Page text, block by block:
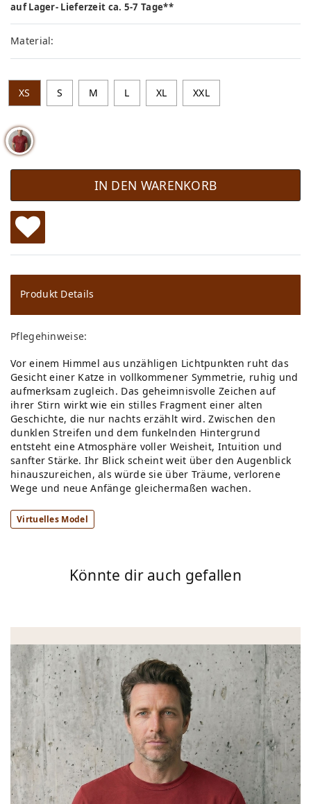
auf Lager- Lieferzeit ca. 5-7 Tage**
Material:
XS S M L XL XXL
IN DEN WARENKORB
W
u
ns
ch
lis
te
Produkt Details
Pflegehinweise:
Vor einem Himmel aus unzähligen Lichtpunkten ruht das
Gesicht einer Katze in vollkommener Symmetrie, ruhig und
aufmerksam zugleich. Das geheimnisvolle Zeichen auf
ihrer Stirn wirkt wie ein stilles Fragment einer alten
Geschichte, die nur nachts erzählt wird. Zwischen den
dunklen Streifen und dem funkelnden Hintergrund
entsteht eine Atmosphäre voller Weisheit, Intuition und
sanfter Stärke. Ihr Blick scheint weit über den Augenblick
hinauszureichen, als würde sie über Träume, verlorene
Wege und neue Anfänge gleichermaßen wachen.
Virtuelles Model
Könnte dir auch gefallen